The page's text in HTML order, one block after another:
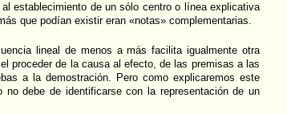
establecimiento de un sólo centro o línea explicativa
que podían existir eran «notas» complementarias.
lineal de menos a más facilita igualmente otra
proceder de la causa al efecto, de las premisas a las
a la demostración. Pero como explicaremos este
no debe de identificarse con la representación de un